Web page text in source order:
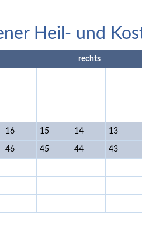
Heil- und
rechts
16 15 14 13
46 45 44 43